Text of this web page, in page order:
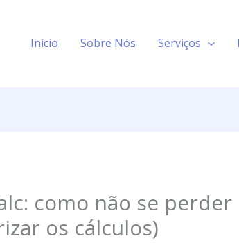
Início Sobre Nós Serviços
como não se
os cálculos)